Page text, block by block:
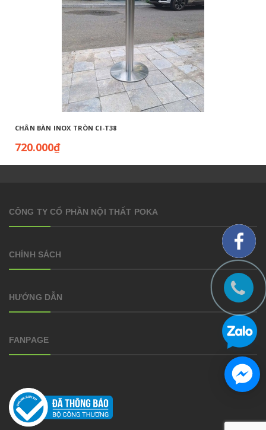
CHÂN BÀN INOX TRÒN CI-T38
720.000₫
CÔNG TY CỔ PHẦN NỘI THẤT POKA
CHÍNH SÁCH
HƯỚNG DẪN
FANPAGE